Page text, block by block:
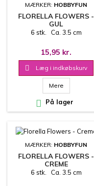
MÆRKER: HOBBYFUN
FLORELLA FLOWERS -
GUL
6 stk. Ca. 3.5 cm
15,95 kr.
 Læg i indkøbskurv
Mere
 På lager
MÆRKER: HOBBYFUN
FLORELLA FLOWERS -
CREME
6 stk. Ca. 3.5 cm